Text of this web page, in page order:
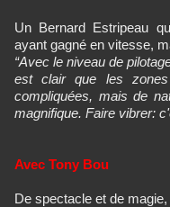
Un Bernard Estripeau
ayant gagné en vitesse,
“Avec le niveau de
est clair que les
compliquées, mais de
magnifique. Faire vibrer:
Avec Tony Bou
De spectacle et de